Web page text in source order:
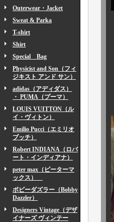
Outerwear・Jacket
Sweat & Parka
T-shirt
Shirt
Special Bag
Physicist and Son（フィ
ジキスト アンド サン）
adidas（アディダス）
・ PUMA（プーマ）
LOUIS VUITTON（ル
イ・ヴィトン）
Emilio Pucci（エミリオ
プッチ）
Robert INDIANA（ロバ
ート・インディアナ）
peter max（ピーターマ
ックス）
ボビーダズラー（Bobby
Dazzler）
Designers Vintage（デザ
イナーズ ヴィンテー